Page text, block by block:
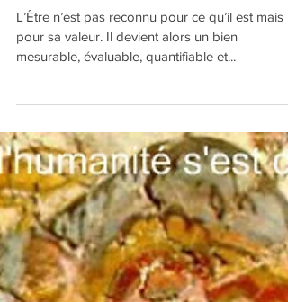
La valeur de l’Être
pour sa valeur. Il devient alors un bien
mesurable, évaluable, quantifiable et...